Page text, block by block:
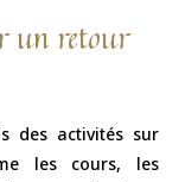
un retour
des activités sur
les cours, les